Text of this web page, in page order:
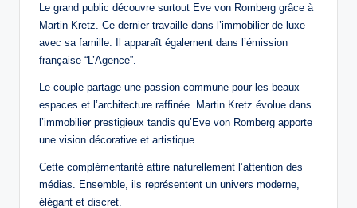
Le grand public découvre surtout Eve von Romberg grâce à
Martin Kretz. Ce dernier travaille dans l’immobilier de luxe
avec sa famille. Il apparaît également dans l’émission
française “L’Agence”.
Le couple partage une passion commune pour les beaux
espaces et l’architecture raffinée. Martin Kretz évolue dans
l’immobilier prestigieux tandis qu’Eve von Romberg apporte
une vision décorative et artistique.
Cette complémentarité attire naturellement l’attention des
médias. Ensemble, ils représentent un univers moderne,
élégant et discret.